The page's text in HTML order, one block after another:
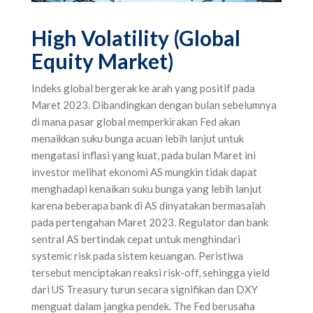
High Volatility (Global
Equity Market)
Indeks global bergerak ke arah yang positif pada
Maret 2023. Dibandingkan dengan bulan sebelumnya
di mana pasar global memperkirakan Fed akan
menaikkan suku bunga acuan lebih lanjut untuk
mengatasi inflasi yang kuat, pada bulan Maret ini
investor melihat ekonomi AS mungkin tidak dapat
menghadapi kenaikan suku bunga yang lebih lanjut
karena beberapa bank di AS dinyatakan bermasalah
pada pertengahan Maret 2023. Regulator dan bank
sentral AS bertindak cepat untuk menghindari
systemic risk pada sistem keuangan. Peristiwa
tersebut menciptakan reaksi risk-off, sehingga yield
dari US Treasury turun secara signifikan dan DXY
menguat dalam jangka pendek. The Fed berusaha